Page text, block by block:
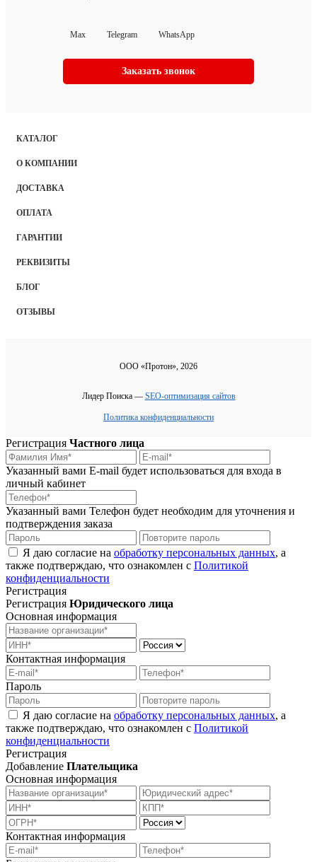
Max Telegram WhatsApp
Заказать звонок
КАТАЛОГ
О КОМПАНИИ
ДОСТАВКА
ОПЛАТА
ГАРАНТИИ
РЕКВИЗИТЫ
БЛОГ
ОТЗЫВЫ
ООО «Протон», 2026
Лидер Поиска — SEO-оптимизация сайтов
Политика конфиденциальности
Регистрация Частного лица
Указанный вами E-mail будет использоваться для входа в
личный кабинет
Указанный вами Телефон будет необходим для уточнения и
подтверждения заказа
Я даю согласие на обработку персональных данных, а
также подтверждаю, что ознакомлен с Политикой
конфиденциальности
Регистрация
Регистрация Юридического лица
Основная информация
Контактная информация
Пароль
Я даю согласие на обработку персональных данных, а
также подтверждаю, что ознакомлен с Политикой
конфиденциальности
Регистрация
Добавление Плательщика
Основная информация
Контактная информация